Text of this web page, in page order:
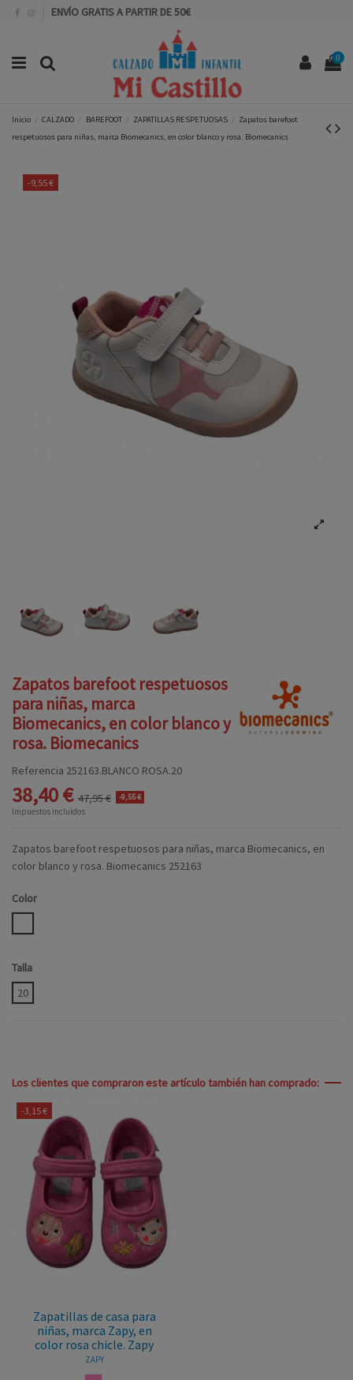
ENVÍO GRATIS A PARTIR DE 50€
0
Inicio CALZADO BAREFOOT ZAPATILLAS RESPETUOSAS
Zapatos barefoot
respetuosos para niñas, marca Biomecanics, en color blanco y rosa. Biomecanics
-9,55 €
Zapatos barefoot respetuosos
para niñas, marca
Biomecanics, en color blanco y
rosa. Biomecanics
Referencia 252163.BLANCO ROSA.20
38,40 € 47,95 € -9,55 €
Impuestos incluidos
Zapatos barefoot respetuosos para niñas, marca Biomecanics, en
color blanco y rosa. Biomecanics 252163
Color
Talla
20
Los clientes que compraron este artículo también han comprado:
-3,15 €
Zapatillas de casa para
niñas, marca Zapy, en
color rosa chicle. Zapy
ZAPY